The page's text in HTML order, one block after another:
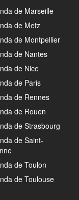
de Marseille
de Metz
de Montpellier
de Nantes
de Nice
de Paris
de Rennes
de Rouen
de Strasbourg
de Saint-
de Toulon
de Toulouse